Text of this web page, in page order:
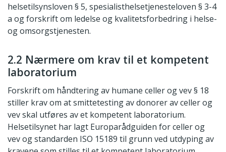
helsetilsynsloven § 5, spesialisthelsetjenesteloven § 3-4
a og forskrift om ledelse og kvalitetsforbedring i helse-
og omsorgstjenesten.
2.2 Nærmere om krav til et kompetent
laboratorium
Forskrift om håndtering av humane celler og vev § 18
stiller krav om at smittetesting av donorer av celler og
vev skal utføres av et kompetent laboratorium.
Helsetilsynet har lagt Europarådguiden for celler og
vev og standarden ISO 15189 til grunn ved utdyping av